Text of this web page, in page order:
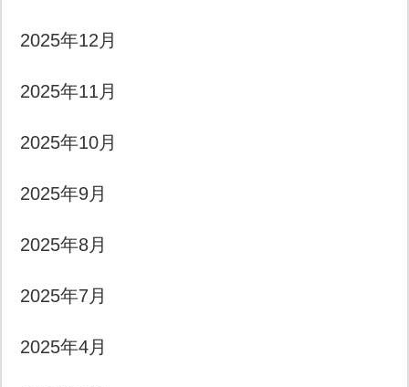
2025年12月
2025年11月
2025年10月
2025年9月
2025年8月
2025年7月
2025年4月